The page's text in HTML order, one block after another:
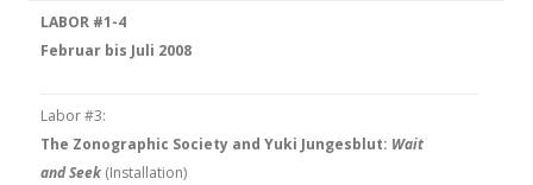
LABOR #1-4
Februar bis Juli 2008
Labor #3:
The Zonographic Society and Yuki Jungesblut: Wait
and Seek (Installation)